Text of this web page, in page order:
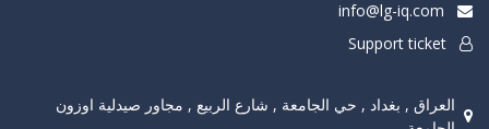
العراق , بغداد , حي الجامعة , شارع الربيع , مجاور صيدلية اوزون